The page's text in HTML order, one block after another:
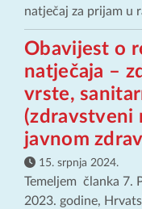
natječaj za prijam u
Obavijest o
natječaja –
vrste,
(zdravstveni
javnom
15. srpnja 2024.
Temeljem članka 7.
2023. godine,